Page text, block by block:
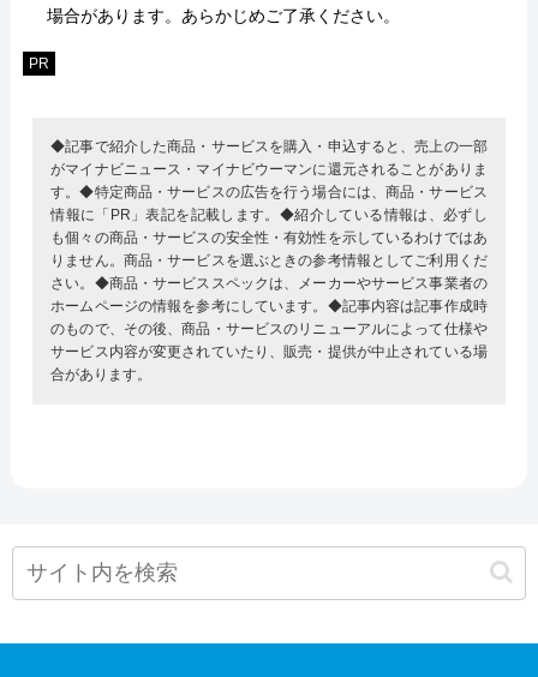
場合があります。あらかじめご了承ください。
PR
◆記事で紹介した商品・サービスを購入・申込すると、売上の一部
がマイナビニュース・マイナビウーマンに還元されることがありま
す。◆特定商品・サービスの広告を行う場合には、商品・サービス
情報に「PR」表記を記載します。◆紹介している情報は、必ずし
も個々の商品・サービスの安全性・有効性を示しているわけではあ
りません。商品・サービスを選ぶときの参考情報としてご利用くだ
さい。◆商品・サービススペックは、メーカーやサービス事業者の
ホームページの情報を参考にしています。◆記事内容は記事作成時
のもので、その後、商品・サービスのリニューアルによって仕様や
サービス内容が変更されていたり、販売・提供が中止されている場
合があります。